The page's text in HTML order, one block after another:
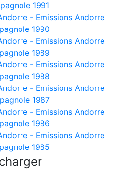
1991
- Emissions Andorre
1990
- Emissions Andorre
1989
- Emissions Andorre
1988
- Emissions Andorre
1987
- Emissions Andorre
1986
- Emissions Andorre
1985